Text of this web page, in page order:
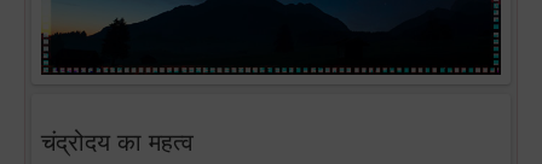
चंद्रोदय का महत्व